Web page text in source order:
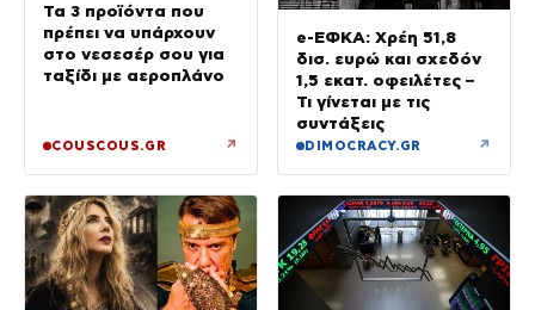
Τα 3 προϊόντα που
πρέπει να υπάρχουν
στο νεσεσέρ σου για
ταξίδι με αεροπλάνο
COUSCOUS.GR ↗
e-ΕΦΚΑ: Χρέη 51,8
δισ. ευρώ και σχεδόν
1,5 εκατ. οφειλέτες –
Τι γίνεται με τις
συντάξεις
DIMOCRACY.GR ↗